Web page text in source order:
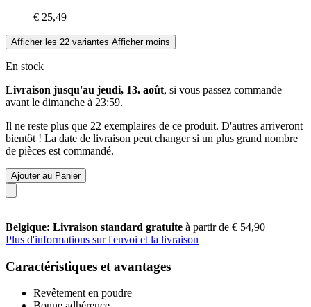
€ 25,49
Afficher les 22 variantes Afficher moins
En stock
Livraison jusqu'au jeudi, 13. août, si vous passez commande
avant le dimanche à 23:59.
Il ne reste plus que 22 exemplaires de ce produit. D'autres arriveront
bientôt ! La date de livraison peut changer si un plus grand nombre
de pièces est commandé.
Ajouter au Panier
Belgique: Livraison standard gratuite à partir de € 54,90
Plus d'informations sur l'envoi et la livraison
Caractéristiques et avantages
Revêtement en poudre